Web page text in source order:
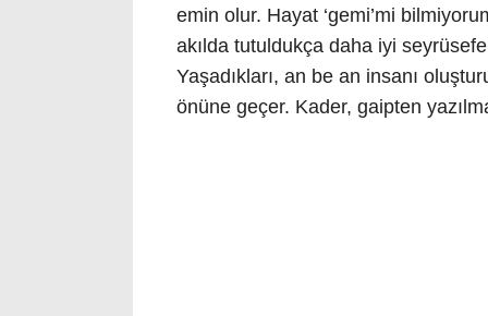
emin olur. Hayat ‘gemi’mi
akılda tutuldukça daha iyi
Yaşadıkları, an be an insanı
önüne geçer. Kader, gaipten